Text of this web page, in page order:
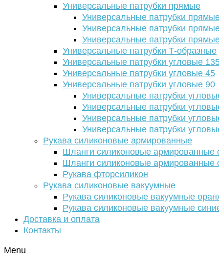
Универсальные патрубки прямые
Универсальные патрубки
Универсальные патрубки
Универсальные патрубки
Универсальные патрубки Т-образные
Универсальные патрубки угловые
Универсальные патрубки угловые 45
Универсальные патрубки угловые 90
Универсальные патрубки
Универсальные патрубки
Универсальные патрубки
Универсальные патрубки
Рукава силиконовые армированные
Шланги силиконовые армированные
Шланги силиконовые армированные
Рукава фторсиликон
Рукава силиконовые вакуумные
Рукава силиконовые вакуумные
Рукава силиконовые вакуумные
Доставка и оплата
Контакты
Menu